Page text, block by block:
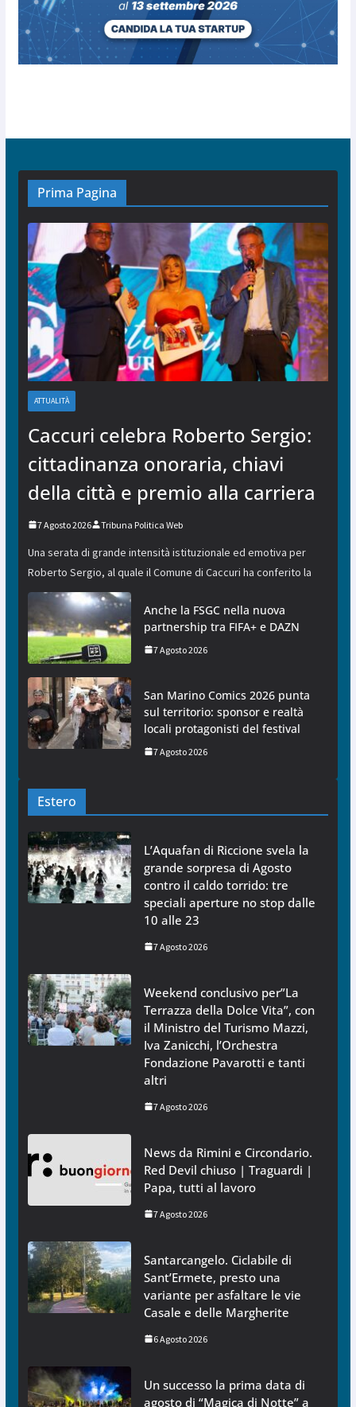
Prima Pagina
ATTUALITÀ
Caccuri celebra Roberto Sergio:
cittadinanza onoraria, chiavi
della città e premio alla carriera
7 Agosto 2026 Tribuna Politica Web
Una serata di grande intensità istituzionale ed emotiva per
Roberto Sergio, al quale il Comune di Caccuri ha conferito la
Anche la FSGC nella nuova
partnership tra FIFA+ e DAZN
7 Agosto 2026
San Marino Comics 2026 punta
sul territorio: sponsor e realtà
locali protagonisti del festival
7 Agosto 2026
Estero
L’Aquafan di Riccione svela la
grande sorpresa di Agosto
contro il caldo torrido: tre
speciali aperture no stop dalle
10 alle 23
7 Agosto 2026
Weekend conclusivo per”La
Terrazza della Dolce Vita”, con
il Ministro del Turismo Mazzi,
Iva Zanicchi, l’Orchestra
Fondazione Pavarotti e tanti
altri
7 Agosto 2026
News da Rimini e Circondario.
Red Devil chiuso | Traguardi |
Papa, tutti al lavoro
7 Agosto 2026
Santarcangelo. Ciclabile di
Sant’Ermete, presto una
variante per asfaltare le vie
Casale e delle Margherite
6 Agosto 2026
Un successo la prima data di
agosto di “Magica di Notte” a